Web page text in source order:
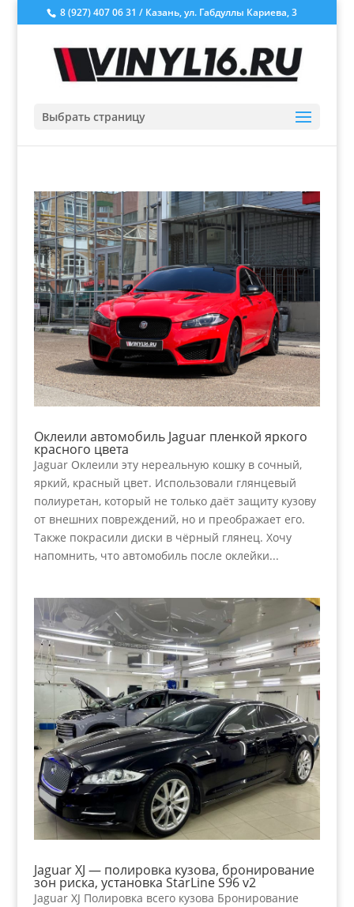
8 (927) 407 06 31 / Казань, ул. Габдуллы Кариева, 3
Выбрать страницу
Оклеили автомобиль Jaguar пленкой яркого
красного цвета
Jaguar Оклеили эту нереальную кошку в сочный,
яркий, красный цвет. Использовали глянцевый
полиуретан, который не только даёт защиту кузову
от внешних повреждений, но и преображает его.
Также покрасили диски в чёрный глянец. Хочу
напомнить, что автомобиль после оклейки...
Jaguar XJ — полировка кузова, бронирование
зон риска, установка StarLine S96 v2
Jaguar XJ Полировка всего кузова Бронирование